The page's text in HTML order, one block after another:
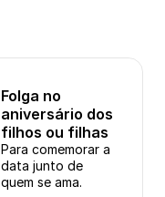
Folga no
aniversário dos
filhos ou filhas
Para comemorar a
data junto de
quem se ama.